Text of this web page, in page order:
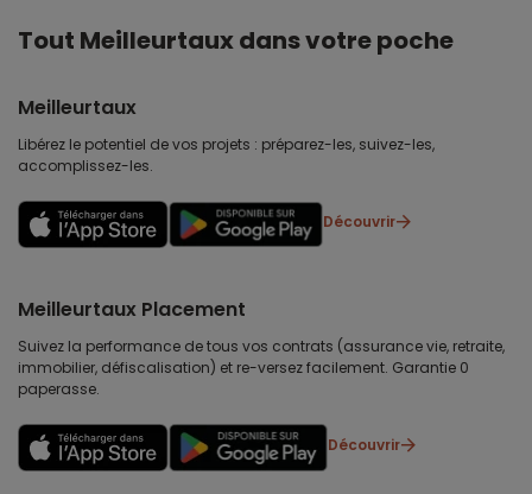
Tout Meilleurtaux dans votre poche
Meilleurtaux
Libérez le potentiel de vos projets : préparez-les, suivez-les,
accomplissez-les.
Découvrir
Meilleurtaux Placement
Suivez la performance de tous vos contrats (assurance vie, retraite,
immobilier, défiscalisation) et re-versez facilement. Garantie 0
paperasse.
Découvrir